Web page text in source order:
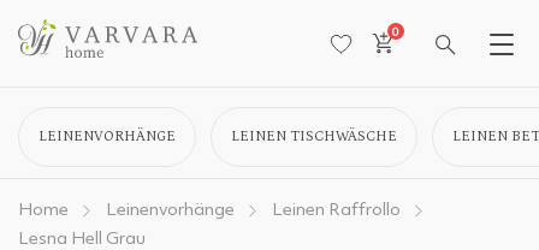
0
LEINENVORHÄNGE LEINEN TISCHWÄSCHE LEINEN
Home Leinenvorhänge
Leinen Raffrollo
Lesna Hell Grau